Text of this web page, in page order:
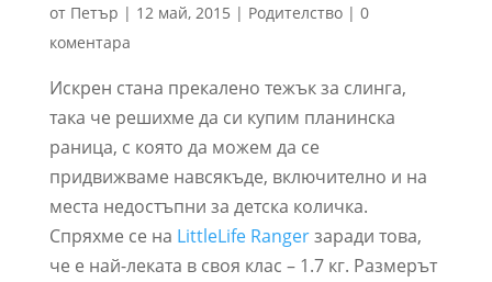
от Петър | 12 май, 2015 | Родителство| 0
коментара
Искрен стана прекалено тежък за слинга,
така че решихме да си купим планинска
раница, с която да можем да се
придвижваме навсякъде, включително и на
места недостъпни за детска количка.
Спряхме се на LittleLife Rangerзаради това,
че е най-леката в своя клас – 1.7 кг. Размерът